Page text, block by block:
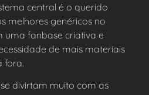
central é o querido
melhores genéricos no
uma fanbase criativa e
de mais materiais
fora.
divirtam muito com as